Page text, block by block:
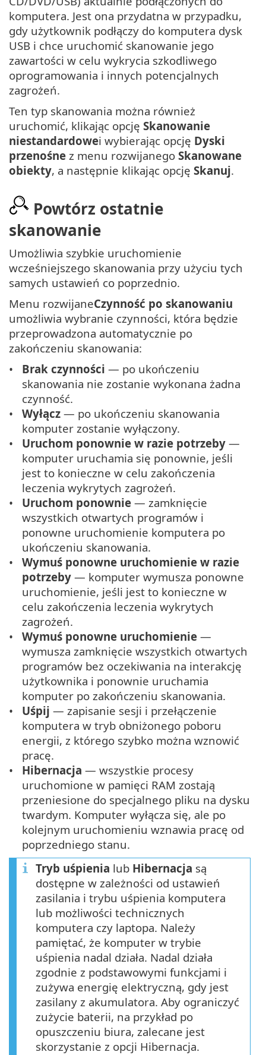
komputera. Jest ona przydatna w przypadku,
gdy użytkownik podłączy do komputera dysk
USB i chce uruchomić skanowanie jego
zawartości w celu wykrycia szkodliwego
oprogramowania i innych potencjalnych
zagrożeń.
Ten typ skanowania można również
uruchomić, klikając opcję Skanowanie
niestandardowei wybierając opcję Dyski
przenośne z menu rozwijanego Skanowane
obiekty, a następnie klikając opcję Skanuj.
Powtórz ostatnie
skanowanie
Umożliwia szybkie uruchomienie
wcześniejszego skanowania przy użyciu tych
samych ustawień co poprzednio.
Menu rozwijaneCzynność po skanowaniu
umożliwia wybranie czynności, która będzie
przeprowadzona automatycznie po
zakończeniu skanowania:
Brak czynności — po ukończeniu
skanowania nie zostanie wykonana żadna
czynność.
Wyłącz — po ukończeniu skanowania
komputer zostanie wyłączony.
Uruchom ponownie w razie potrzeby —
komputer uruchamia się ponownie, jeśli
jest to konieczne w celu zakończenia
leczenia wykrytych zagrożeń.
Uruchom ponownie — zamknięcie
wszystkich otwartych programów i
ponowne uruchomienie komputera po
ukończeniu skanowania.
Wymuś ponowne uruchomienie w razie
potrzeby — komputer wymusza ponowne
uruchomienie, jeśli jest to konieczne w
celu zakończenia leczenia wykrytych
zagrożeń.
Wymuś ponowne uruchomienie —
wymusza zamknięcie wszystkich otwartych
programów bez oczekiwania na interakcję
użytkownika i ponownie uruchamia
komputer po zakończeniu skanowania.
Uśpij — zapisanie sesji i przełączenie
komputera w tryb obniżonego poboru
energii, z którego szybko można wznowić
pracę.
Hibernacja — wszystkie procesy
uruchomione w pamięci RAM zostają
przeniesione do specjalnego pliku na dysku
twardym. Komputer wyłącza się, ale po
kolejnym uruchomieniu wznawia pracę od
poprzedniego stanu.
Tryb uśpienia lub Hibernacja są
dostępne w zależności od ustawień
zasilania i trybu uśpienia komputera
lub możliwości technicznych
komputera czy laptopa. Należy
pamiętać, że komputer w trybie
uśpienia nadal działa. Nadal działa
zgodnie z podstawowymi funkcjami i
zużywa energię elektryczną, gdy jest
zasilany z akumulatora. Aby ograniczyć
zużycie baterii, na przykład po
opuszczeniu biura, zalecane jest
skorzystanie z opcji Hibernacja.